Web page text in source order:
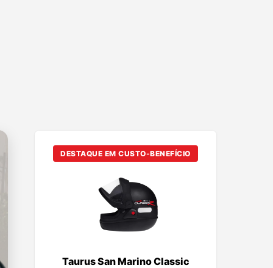
DESTAQUE EM CUSTO-BENEFÍCIO
Taurus San Marino Classic